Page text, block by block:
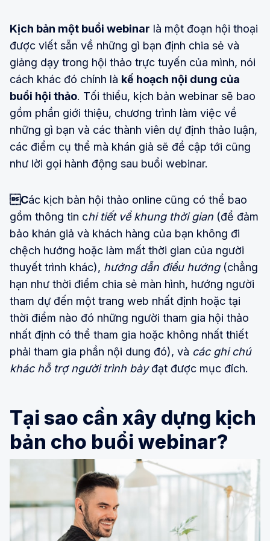
Kịch bản một buổi webinar là một đoạn hội thoại
được viết sẵn về những gì bạn định chia sẻ và
giảng dạy trong hội thảo trực tuyến của mình, nói
cách khác đó chính là kế hoạch nội dung của
buổi hội thảo. Tối thiểu, kịch bản webinar sẽ bao
gồm phần giới thiệu, chương trình làm việc về
những gì bạn và các thành viên dự định thảo luận,
các điểm cụ thể mà khán giả sẽ đề cập tới cũng
như lời gọi hành động sau buổi webinar.
Các kịch bản hội thảo online cũng có thể bao
gồm thông tin chi tiết về khung thời gian (để đảm
bảo khán giả và khách hàng của bạn không đi
chệch hướng hoặc làm mất thời gian của người
thuyết trình khác), hướng dẫn điều hướng(chẳng
hạn như thời điểm chia sẻ màn hình, hướng người
tham dự đến một trang web nhất định hoặc tại
thời điểm nào đó những người tham gia hội thảo
nhất định có thể tham gia hoặc không nhất thiết
phải tham gia phần nội dung đó), và các ghi chú
khác hỗ trợ người trình bàyđạt được mục đích.
Tại sao cần xây dựng kịch
bản cho buổi webinar?